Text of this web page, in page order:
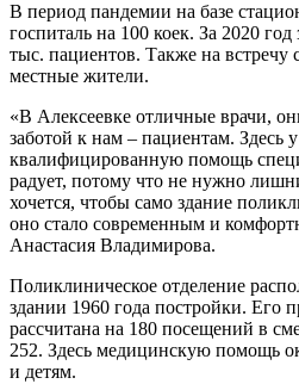
В период пандемии на базе
госпиталь на 100 коек. За 2020
тыс. пациентов. Также на встречу
местные жители.
«В Алексеевке отличные врачи,
заботой к нам – пациентам. Здесь
квалифицированную помощь
радует, потому что не нужно
хочется, чтобы само здание
оно стало современным и
Анастасия Владимирова.
Поликлиническое отделение
здании 1960 года постройки. Его
рассчитана на 180 посещений в
252. Здесь медицинскую помощь
и детям.